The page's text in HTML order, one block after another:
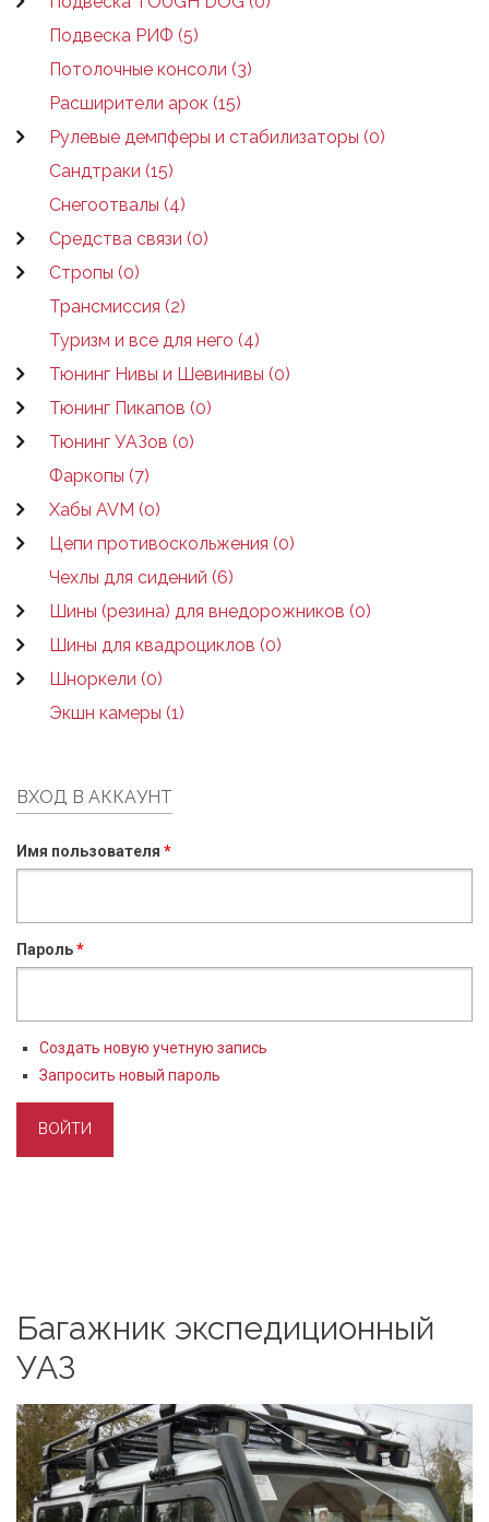
Подвеска РИФ (5)
Потолочные консоли (3)
Расширители арок (15)
Рулевые демпферы и стабилизаторы (0)
Сандтраки (15)
Снегоотвалы (4)
Средства связи (0)
Стропы (0)
Трансмиссия (2)
Туризм и все для него (4)
Тюнинг Нивы и Шевинивы (0)
Тюнинг Пикапов (0)
Тюнинг УАЗов (0)
Фаркопы (7)
Хабы AVM (0)
Цепи противоскольжения (0)
Чехлы для сидений (6)
Шины (резина) для внедорожников (0)
Шины для квадроциклов (0)
Шноркели (0)
Экшн камеры (1)
ВХОД В АККАУНТ
Имя пользователя *
Пароль*
Создать новую учетную запись
Запросить новый пароль
Багажник экспедиционный
УАЗ